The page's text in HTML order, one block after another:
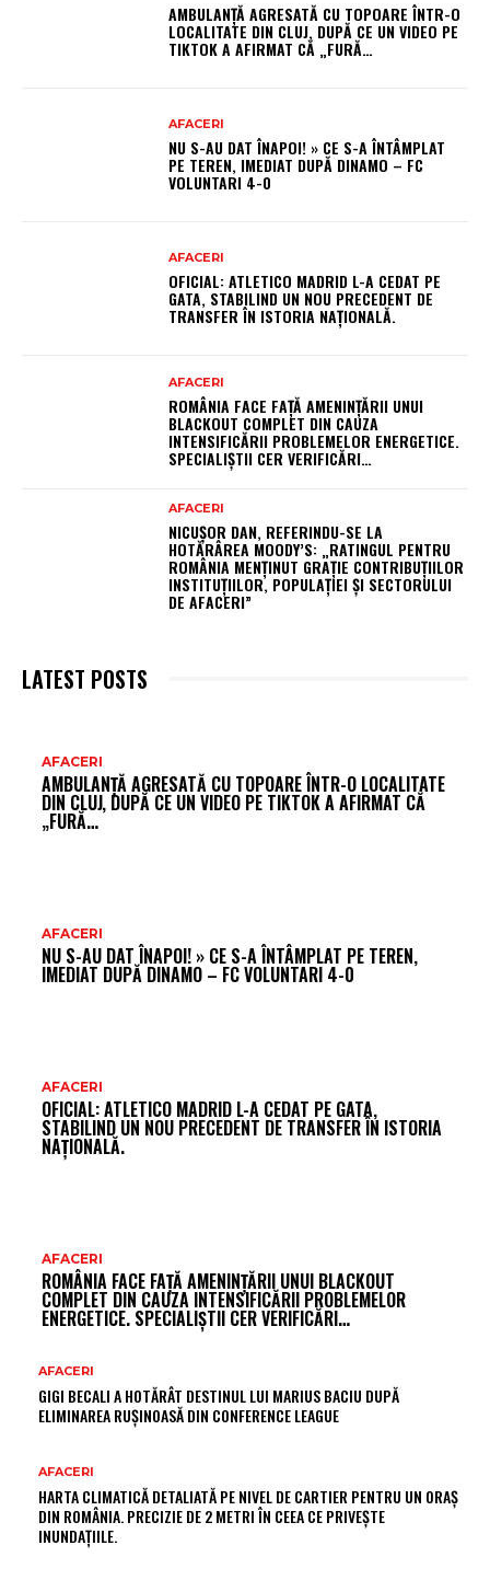
AMBULANȚĂ AGRESATĂ CU TOPOARE ÎNTR-O
LOCALITATE DIN CLUJ, DUPĂ CE UN VIDEO PE
TIKTOK A AFIRMAT CĂ „FURĂ…
AFACERI
NU S-AU DAT ÎNAPOI! » CE S-A ÎNTÂMPLAT
PE TEREN, IMEDIAT DUPĂ DINAMO – FC
VOLUNTARI 4-0
AFACERI
OFICIAL: ATLETICO MADRID L-A CEDAT PE
GATA, STABILIND UN NOU PRECEDENT DE
TRANSFER ÎN ISTORIA NAȚIONALĂ.
AFACERI
ROMÂNIA FACE FAȚĂ AMENINȚĂRII UNUI
BLACKOUT COMPLET DIN CAUZA
INTENSIFICĂRII PROBLEMELOR ENERGETICE.
SPECIALIȘTII CER VERIFICĂRI…
AFACERI
NICUȘOR DAN, REFERINDU-SE LA
HOTĂRÂREA MOODY’S: „RATINGUL PENTRU
ROMÂNIA MENȚINUT GRAȚIE CONTRIBUȚIILOR
INSTITUȚIILOR, POPULAȚIEI ȘI SECTORULUI
DE AFACERI”
LATEST POSTS
AFACERI
AMBULANȚĂ AGRESATĂ CU TOPOARE ÎNTR-O LOCALITATE
DIN CLUJ, DUPĂ CE UN VIDEO PE TIKTOK A AFIRMAT CĂ
„FURĂ…
AFACERI
NU S-AU DAT ÎNAPOI! » CE S-A ÎNTÂMPLAT PE TEREN,
IMEDIAT DUPĂ DINAMO – FC VOLUNTARI 4-0
AFACERI
OFICIAL: ATLETICO MADRID L-A CEDAT PE GATA,
STABILIND UN NOU PRECEDENT DE TRANSFER ÎN ISTORIA
NAȚIONALĂ.
AFACERI
ROMÂNIA FACE FAȚĂ AMENINȚĂRII UNUI BLACKOUT
COMPLET DIN CAUZA INTENSIFICĂRII PROBLEMELOR
ENERGETICE. SPECIALIȘTII CER VERIFICĂRI…
AFACERI
GIGI BECALI A HOTĂRÂT DESTINUL LUI MARIUS BACIU DUPĂ
ELIMINAREA RUȘINOASĂ DIN CONFERENCE LEAGUE
AFACERI
HARTA CLIMATICĂ DETALIATĂ PE NIVEL DE CARTIER PENTRU UN ORAȘ
DIN ROMÂNIA. PRECIZIE DE 2 METRI ÎN CEEA CE PRIVEȘTE
INUNDAȚIILE.